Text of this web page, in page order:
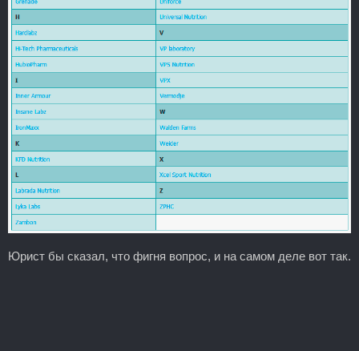
Юрист бы сказал, что фигня вопрос, и на самом деле вот так.